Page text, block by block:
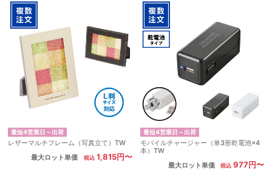
最短4営業日～出荷
レザーマルチフレーム（写真立て）TW
最大ロット単価
1,815円〜
最短4営業日～出荷
モバイルチャージャー（単3形乾電池×4
本）TW
最大ロット単価
977円〜